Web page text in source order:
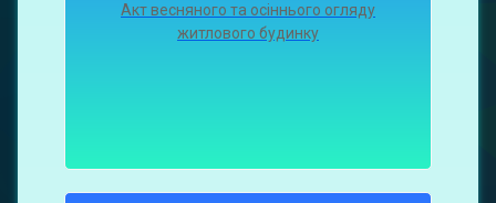
Акт весняного та осіннього огляду
житлового будинку